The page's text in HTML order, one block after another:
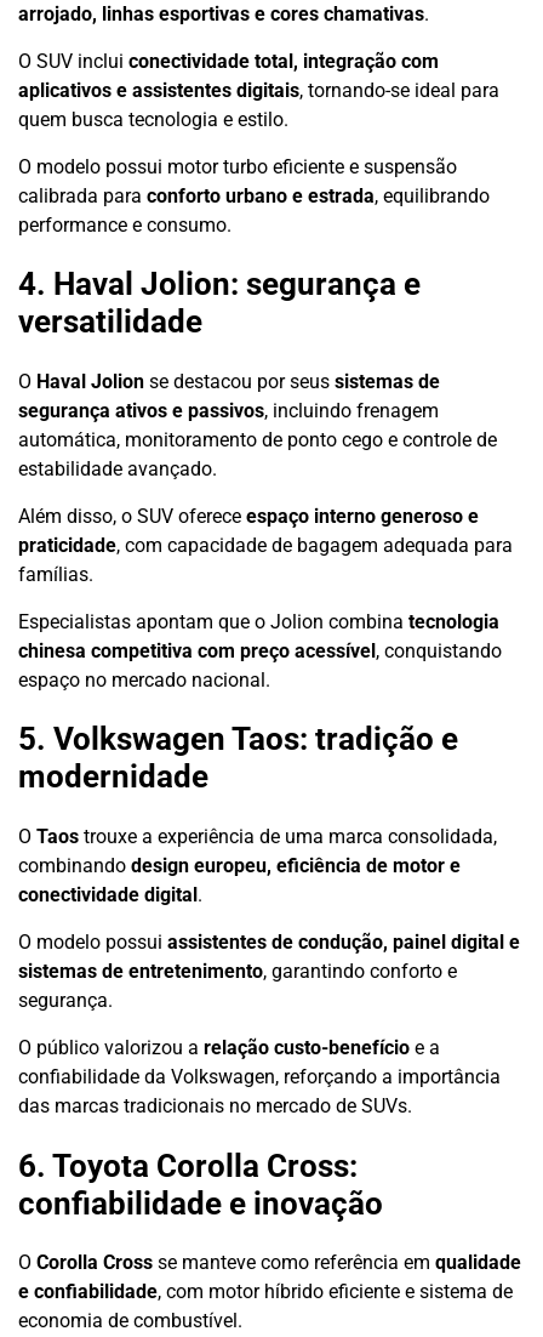
arrojado, linhas esportivas e cores chamativas.
O SUV inclui conectividade total, integração com
aplicativos e assistentes digitais, tornando-se ideal para
quem busca tecnologia e estilo.
O modelo possui motor turbo eficiente e suspensão
calibrada para conforto urbano e estrada, equilibrando
performance e consumo.
4. Haval Jolion: segurança e
versatilidade
O Haval Jolion se destacou por seus sistemas de
segurança ativos e passivos, incluindo frenagem
automática, monitoramento de ponto cego e controle de
estabilidade avançado.
Além disso, o SUV oferece espaço interno generoso e
praticidade, com capacidade de bagagem adequada para
famílias.
Especialistas apontam que o Jolion combina tecnologia
chinesa competitiva com preço acessível, conquistando
espaço no mercado nacional.
5. Volkswagen Taos: tradição e
modernidade
O Taos trouxe a experiência de uma marca consolidada,
combinando design europeu, eficiência de motor e
conectividade digital.
O modelo possui assistentes de condução, painel digital e
sistemas de entretenimento, garantindo conforto e
segurança.
O público valorizou a relação custo-benefício e a
confiabilidade da Volkswagen, reforçando a importância
das marcas tradicionais no mercado de SUVs.
6. Toyota Corolla Cross:
confiabilidade e inovação
O Corolla Cross se manteve como referência em qualidade
e confiabilidade, com motor híbrido eficiente e sistema de
economia de combustível.